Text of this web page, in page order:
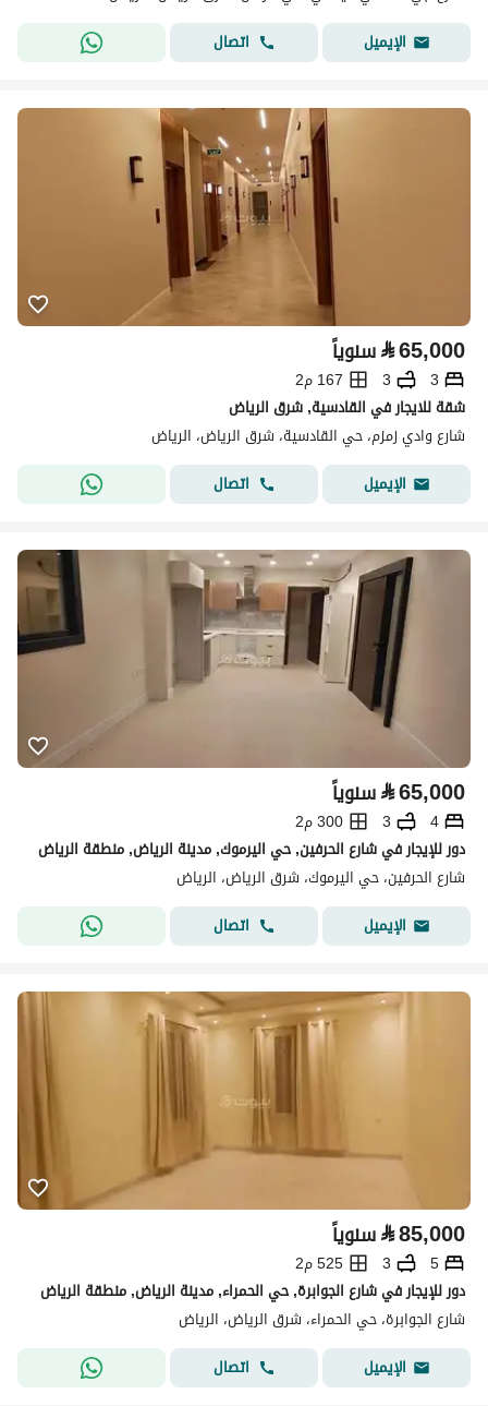
الإيميل
اتصال
⃁65,000 سنوياً
3
3
167 م2
شقة للايجار في القادسية, شرق الرياض
شارع وادي زمزم، حي القادسية، شرق الرياض، الرياض
الإيميل
اتصال
⃁65,000 سنوياً
4
3
300 م2
دور للإيجار في شارع الحرفين, حي اليرموك, مدينة الرياض, منطقة الرياض
شارع الحرفين، حي اليرموك، شرق الرياض، الرياض
الإيميل
اتصال
⃁85,000 سنوياً
5
3
525 م2
دور للإيجار في شارع الجوابرة, حي الحمراء, مدينة الرياض, منطقة الرياض
شارع الجوابرة، حي الحمراء، شرق الرياض، الرياض
الإيميل
اتصال